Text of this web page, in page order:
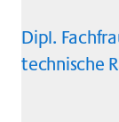
Dipl.
technische